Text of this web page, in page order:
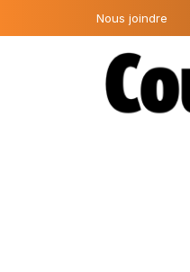
Nous joindre